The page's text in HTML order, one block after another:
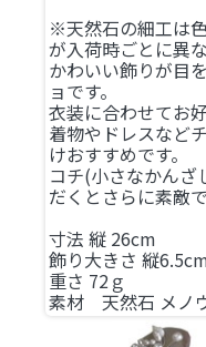
※天然石の細工は
が入荷時ごとに異な
かわいい飾りが目
ョです。
衣装に合わせてお
着物やドレスなど
けおすすめです。
コチ(小さなかんざ
だくとさらに素敵で
寸法 縦 26cm
飾り大きさ 縦
重さ 72ｇ
素材 天然石 メノ